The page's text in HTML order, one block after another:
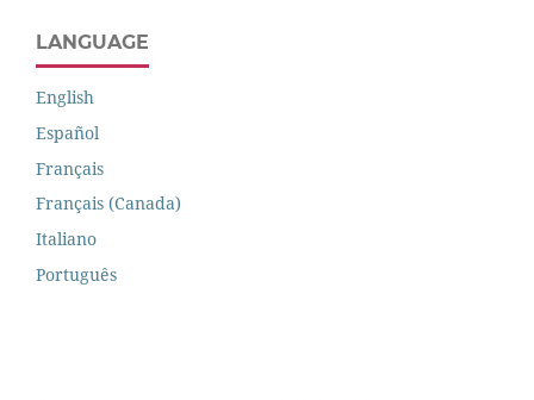
LANGUAGE
English
Español
Français
Français (Canada)
Italiano
Português